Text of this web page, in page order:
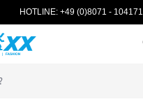
springen
HOTLINE: +49 (0)8071 - 104171